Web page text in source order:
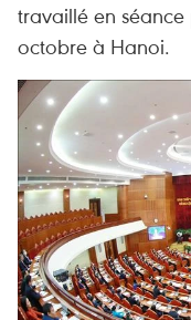
travaillé en
octobre à Hanoi.